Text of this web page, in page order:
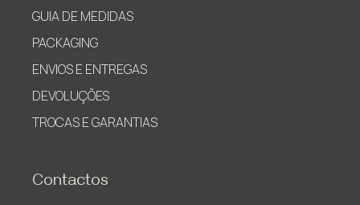
GUIA DE MEDIDAS
PACKAGING
ENVIOS E ENTREGAS
DEVOLUÇÕES
TROCAS E GARANTIAS
Contactos